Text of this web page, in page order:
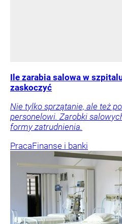
Ile zarabia salowa w
zaskoczyć
Nie tylko sprzątanie, ale też
personelowi. Zarobki
formy zatrudnienia.
PracaFinanse i banki